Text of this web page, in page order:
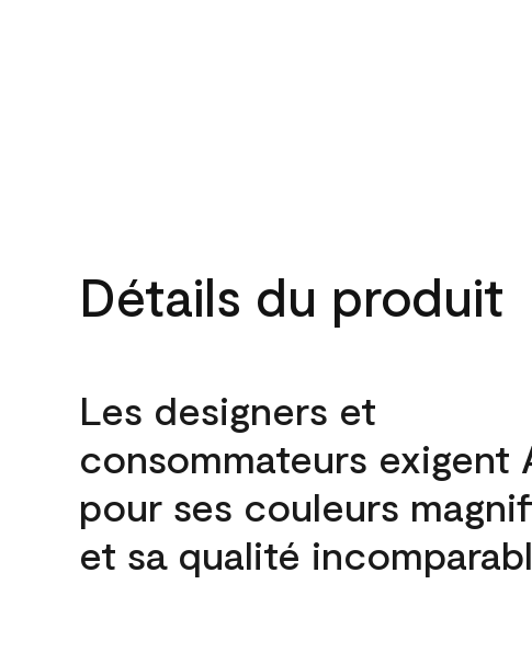
Détails du produit
Les designers et
consommateurs exigent
pour ses couleurs
et sa qualité